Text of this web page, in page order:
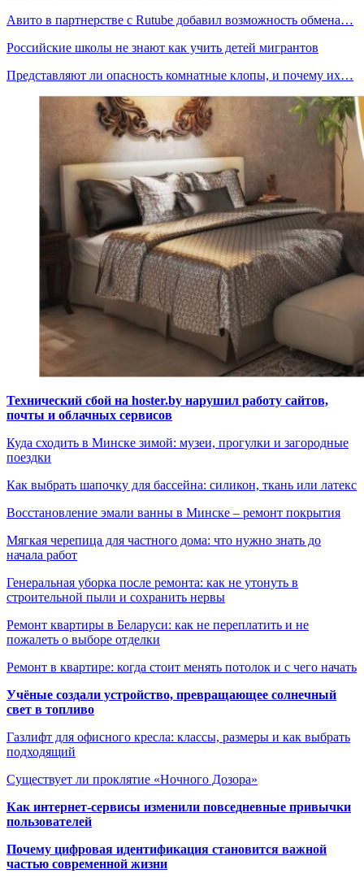
Авито в партнерстве с Rutube добавил возможность обмена…
Российские школы не знают как учить детей мигрантов
Представляют ли опасность комнатные клопы, и почему их…
Технический сбой на hoster.by нарушил работу сайтов,
почты и облачных сервисов
Куда сходить в Минске зимой: музеи, прогулки и загородные
поездки
Как выбрать шапочку для бассейна: силикон, ткань или латекс
Восстановление эмали ванны в Минске – ремонт покрытия
Мягкая черепица для частного дома: что нужно знать до
начала работ
Генеральная уборка после ремонта: как не утонуть в
строительной пыли и сохранить нервы
Ремонт квартиры в Беларуси: как не переплатить и не
пожалеть о выборе отделки
Ремонт в квартире: когда стоит менять потолок и с чего начать
Учёные создали устройство, превращающее солнечный
свет в топливо
Газлифт для офисного кресла: классы, размеры и как выбрать
подходящий
Существует ли проклятие «Ночного Дозора»
Как интернет-сервисы изменили повседневные привычки
пользователей
Почему цифровая идентификация становится важной
частью современной жизни